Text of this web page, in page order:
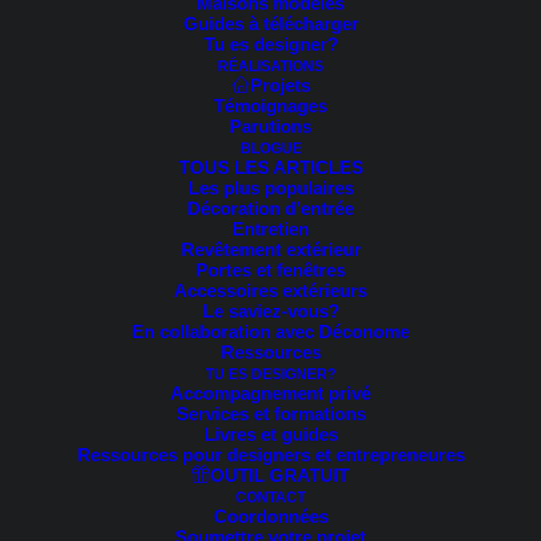
Guides à télécharger
Tu es designer?
RÉALISATIONS
Projets
Témoignages
Parutions
BLOGUE
TOUS LES ARTICLES
Les plus populaires
Décoration d’entrée
Entretien
Revêtement extérieur
Portes et fenêtres
Accessoires extérieurs
Le saviez-vous?
En collaboration avec Déconome
Ressources
TU ES DESIGNER?
Accompagnement privé
Services et formations
Livres et guides
Ressources pour designers et entrepreneures
OUTIL GRATUIT
CONTACT
Coordonnées
Soumettre votre projet